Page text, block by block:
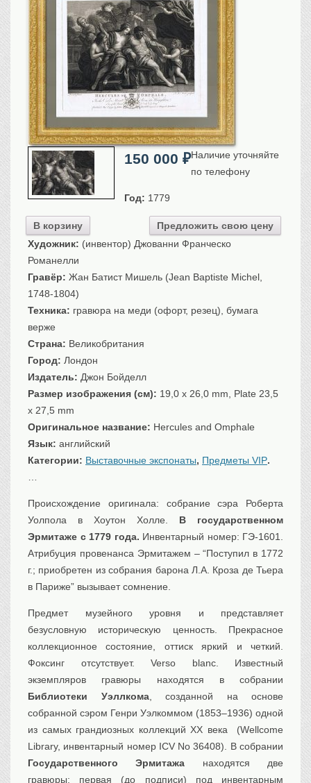
Российская империя
Прочие
Старинные карты
Российская империя
Европа
Исторические карты
Виды городов
Москва
Санкт-Петербург
Российская империя
Севастополь, Крым
Ценные бумаги
История моды. Униформа
Гражданская мода
Униформа
Охота. Флора. Фауна
Фауна
Охота
Рыбы, рыбалка
Техника, транспорт, архитектура
Техника
Флот, кораблестроение
Связь
Букинистика
Оружие, военная атрибутика
Выставочные экспонаты XVI-XIXв.
Разное
150 000₽
В корзину Предложить свою цену
Наличие уточняйте
по телефону
Год: 1779
Художник: (инвентор) Джованни Франческо
Романелли
Гравёр: Жан Батист Мишель (Jean Baptiste Michel,
1748-1804)
Техника: гравюра на меди (офорт, резец), бумага
верже
Страна: Великобритания
Город: Лондон
Издатель: Джон Бойделл
Размер изображения (см): 19,0 x 26,0 mm, Plate 23,5
x 27,5 mm
Оригинальное название: Hercules and Omphale
Язык: английский
Категории: Выставочные экспонаты, Предметы VIP.
Происхождение оригинала: собрание сэра Роберта
Уолпола в Хоутон Холле.
В государственном
Эрмитаже с 1779 года. Инвентарный номер: ГЭ-1601.
Атрибуция провенанса Эрмитажем – “Поступил в 1772
г.; приобретен из собрания барона Л.А. Кроза де Тьера
в Париже” вызывает сомнение.
Предмет музейного уровня и представляет
безусловную историческую ценность. Прекрасное
коллекционное состояние, оттиск яркий и четкий.
Фоксинг отсутствует. Verso blanc. Известный
экземпляров гравюры находятся в собрании
Библиотеки Уэллкома, созданной на основе
собранной сэром Генри Уэлкоммом (1853–1936) одной
из самых грандиозных коллекций ХХ века (Wellcome
Library, инвентарный номер ICV No 36408). В собрании
Государственного Эрмитажа находятся две
гравюры: первая (до подписи) под инвентарным